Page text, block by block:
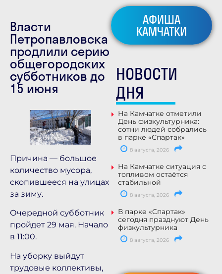
Власти
Петропавловска
продлили серию
общегородских
субботников до
15 июня
Причина — большое
количество мусора,
скопившееся на улицах
за зиму.
Очередной субботник
пройдет 29 мая. Начало
в 11:00.
На уборку выйдут
трудовые коллективы,
АФИША
КАМЧАТКИ
НОВОСТИ
ДНЯ
На Камчатке отметили
День физкультурника:
сотни людей собрались
в парке «Спартак»
8 августа, 2026
На Камчатке ситуация с
топливом остаётся
стабильной
8 августа, 2026
В парке «Спартак»
сегодня празднуют День
физкультурника
8 августа, 2026